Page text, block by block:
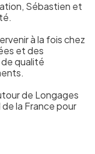
Sébastien et
à la fois chez
et des
qualité
de Longages
la France pour